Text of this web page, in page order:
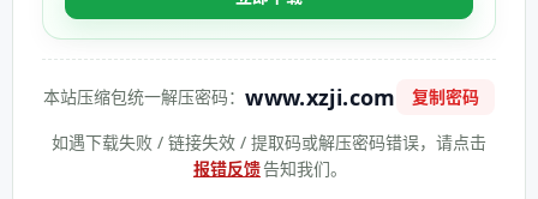
本站压缩包统一解压密码：www.xzji.com
复制密码
如遇下载失败 / 链接失效 / 提取码或解压密码错误，请点击
报错反馈告知我们。